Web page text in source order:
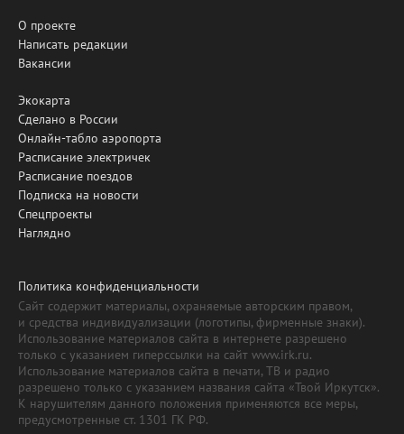
О проекте
Написать редакции
Вакансии
Экокарта
Сделано в России
Онлайн-табло аэропорта
Расписание электричек
Расписание поездов
Подписка на новости
Спецпроекты
Наглядно
Политика конфиденциальности
Сайт содержит материалы, охраняемые авторским правом,
и средства индивидуализации (логотипы, фирменные знаки).
Использование материалов сайта в интернете разрешено
только с указанием гиперссылки на сайт www.irk.ru.
Использование материалов сайта в печати, ТВ и радио
разрешено только с указанием названия сайта «Твой Иркутск».
К нарушителям данного положения применяются все меры,
предусмотренные ст. 1301 ГК РФ.